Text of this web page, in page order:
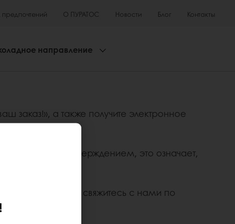
О ПУРАТОС Новости Блог Контакты
направление
заказ!», а также получите электронное
письмо с подтверждением, это означает,
подтверждения, свяжитесь с нами по